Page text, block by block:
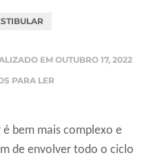
EMOUTUBRO 17, 2022
PARA LER
bem mais complexo e
de envolver todo o ciclo